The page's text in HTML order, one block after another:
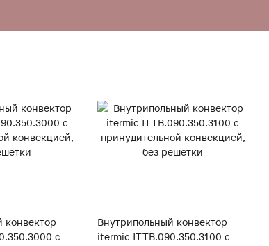
конвектор
с
Внутрипольный конвектор
itermic ITTB.090.350.3100 с